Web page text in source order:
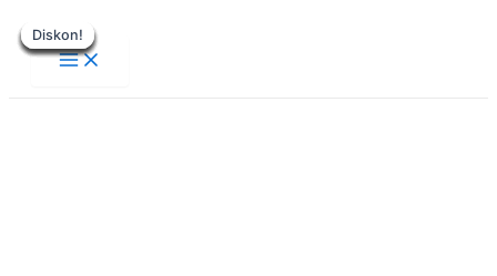
ke
konten
Diskon!
aslinya
adalah:
Diskon!
Diskon!
Diskon!
Diskon!
Diskon!
Diskon!
Diskon!
Diskon!